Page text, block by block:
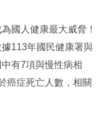
國人健康最大威脅！
113年國民健康署與
有7項與慢性病相
癌症死亡人數，相關